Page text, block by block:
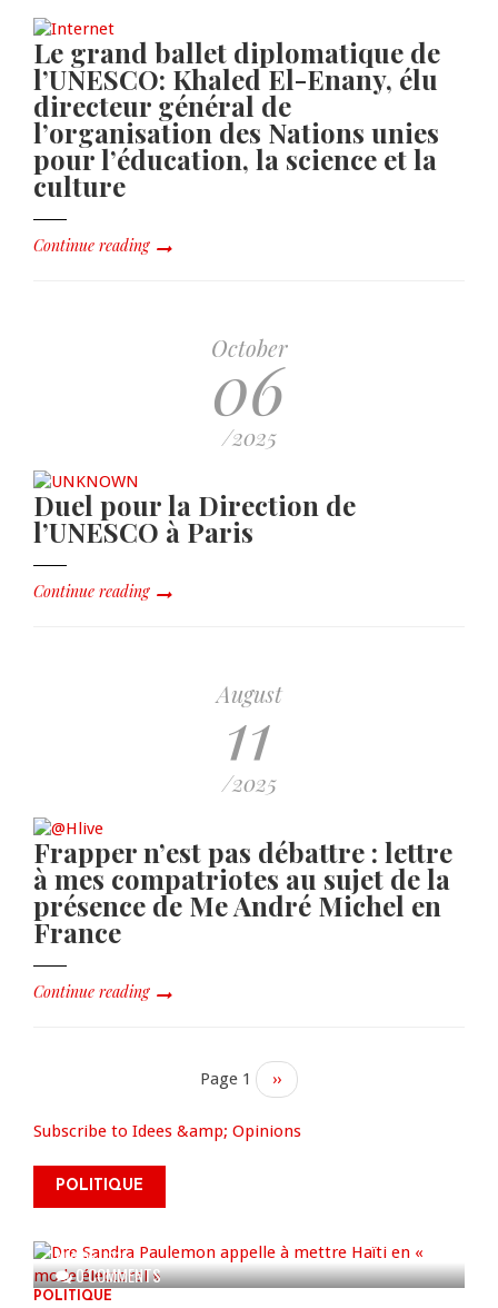
Le grand ballet diplomatique de
l’UNESCO: Khaled El-Enany, élu
directeur général de
l’organisation des Nations unies
pour l’éducation, la science et la
culture
Continue reading
October
06
/2025
Duel pour la Direction de
l’UNESCO à Paris
Continue reading
August
11
/2025
Frapper n’est pas débattre : lettre
à mes compatriotes au sujet de la
présence de Me André Michel en
France
Continue reading
Page 1
Next
page
››
Subscribe to Idees &amp; Opinions
POLITIQUE
0 COMMENTS
Dre Sandra Paulemon appelle à
mettre Haïti en « mode électoral
» à travers une vaste campagne
AUG 06, 2026
POLITIQUE